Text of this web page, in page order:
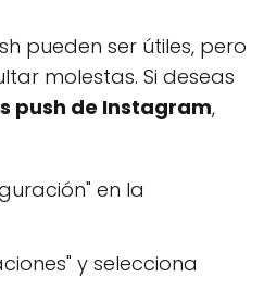
pueden ser útiles, pero
molestas. Si deseas
push de Instagram,
en la
y selecciona